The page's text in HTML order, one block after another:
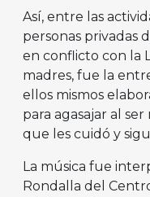
Así, entre las
personas privadas
en conflicto con la
madres, fue la
ellos mismos
para agasajar al
que les cuidó y
La música fue
Rondalla del